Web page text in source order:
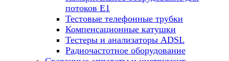
потоков Е1
Тестовые телефонные трубки
Компенсационные катушки
Тестеры и анализаторы ADSL
Радиочастотное оборудование